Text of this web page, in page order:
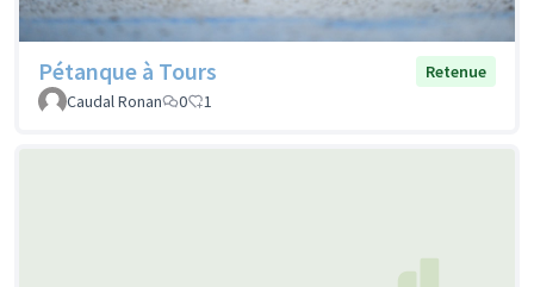
Pétanque à Tours
Retenue
Caudal Ronan
0 1